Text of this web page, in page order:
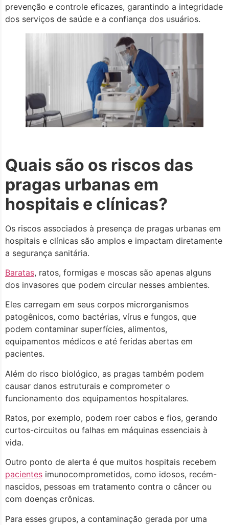
prevenção e controle eficazes, garantindo a integridade
dos serviços de saúde e a confiança dos usuários.
Quais são os riscos das
pragas urbanas em
hospitais e clínicas?
Os riscos associados à presença de pragas urbanas em
hospitais e clínicas são amplos e impactam diretamente
a segurança sanitária.
Baratas, ratos, formigas e moscas são apenas alguns
dos invasores que podem circular nesses ambientes.
Eles carregam em seus corpos microrganismos
patogênicos, como bactérias, vírus e fungos, que
podem contaminar superfícies, alimentos,
equipamentos médicos e até feridas abertas em
pacientes.
Além do risco biológico, as pragas também podem
causar danos estruturais e comprometer o
funcionamento dos equipamentos hospitalares.
Ratos, por exemplo, podem roer cabos e fios, gerando
curtos-circuitos ou falhas em máquinas essenciais à
vida.
Outro ponto de alerta é que muitos hospitais recebem
pacientes imunocomprometidos, como idosos, recém-
nascidos, pessoas em tratamento contra o câncer ou
com doenças crônicas.
Para esses grupos, a contaminação gerada por uma